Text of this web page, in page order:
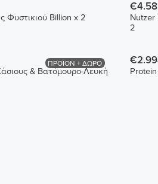
Φυστικιού Billion x 2
€4.58
Nutzer
2
ΠΡΟΪΟΝ + ΔΩΡΟ
& Βατόμουρο-Λευκή
€2.99